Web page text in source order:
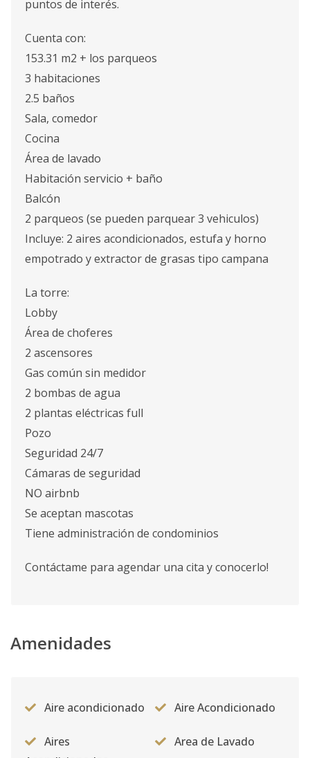
puntos de interés.
Cuenta con:
153.31 m2 + los parqueos
3 habitaciones
2.5 baños
Sala, comedor
Cocina
Área de lavado
Habitación servicio + baño
Balcón
2 parqueos (se pueden parquear 3 vehiculos)
Incluye: 2 aires acondicionados, estufa y horno
empotrado y extractor de grasas tipo campana
La torre:
Lobby
Área de choferes
2 ascensores
Gas común sin medidor
2 bombas de agua
2 plantas eléctricas full
Pozo
Seguridad 24/7
Cámaras de seguridad
NO airbnb
Se aceptan mascotas
Tiene administración de condominios
Contáctame para agendar una cita y conocerlo!
Amenidades
Aire acondicionado Aire Acondicionado
Aires
Area de Lavado